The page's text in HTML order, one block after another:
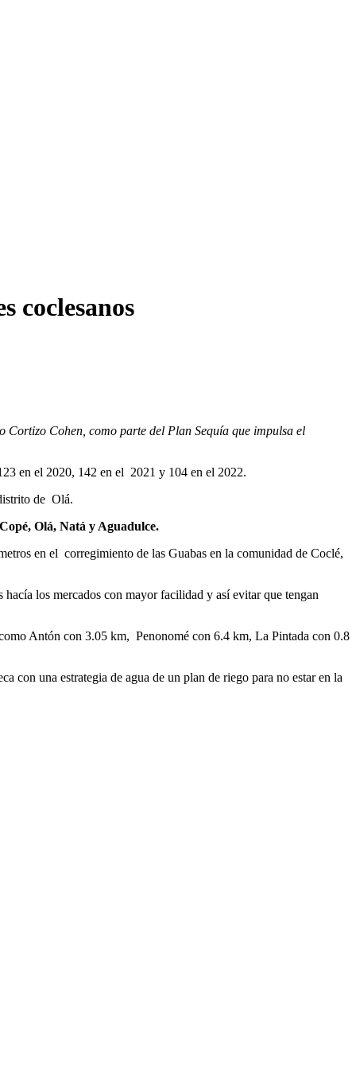
coclesanos
Cohen, como parte del Plan Sequía que impulsa el
en el 2020, 142 en el 2021 y 104 en el 2022.
de Olá.
Olá, Natá y Aguadulce.
en el corregimiento de las Guabas en la comunidad de Coclé,
los mercados con mayor facilidad y así evitar que tengan
Antón con 3.05 km, Penonomé con 6.4 km, La Pintada con 0.8
con una estrategia de agua de un plan de riego para no estar en la